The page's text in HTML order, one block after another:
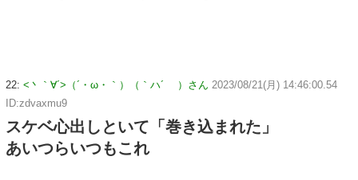
22: <丶｀∀´>（´・ω・｀）（｀ハ´ ）さん 2023/08/21(月) 14:46:00.54
ID:zdvaxmu9
スケベ心出しといて「巻き込まれた」
あいつらいつもこれ